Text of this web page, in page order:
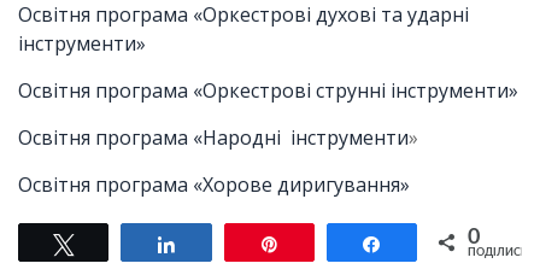
Освітня програма «Оркестрові духові та ударні
інструменти»
Освітня програма «Оркестрові струнні інструменти»
Освітня програма «Народні інструменти»
Освітня програма «Хорове диригування»
Поділитися Поділитися
0
ПОДІЛИСЬ